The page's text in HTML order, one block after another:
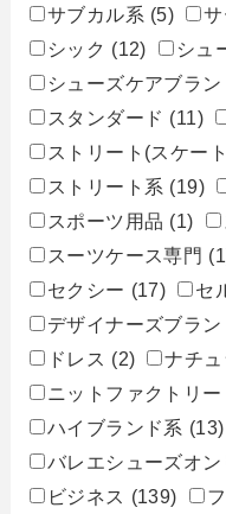
サブカル系 (5) サ
シック (12) シュ
シューズケアブラン
スタンダード (11)
ストリート(スケー
ストリート系 (19)
スポーツ用品 (1)
スーツケース専門
セクシー (17) セ
デザイナーズブラン
ドレス (2) ナチ
ニットファクトリー
ハイブランド系 (13)
バレエシューズオン
ビジネス (139)